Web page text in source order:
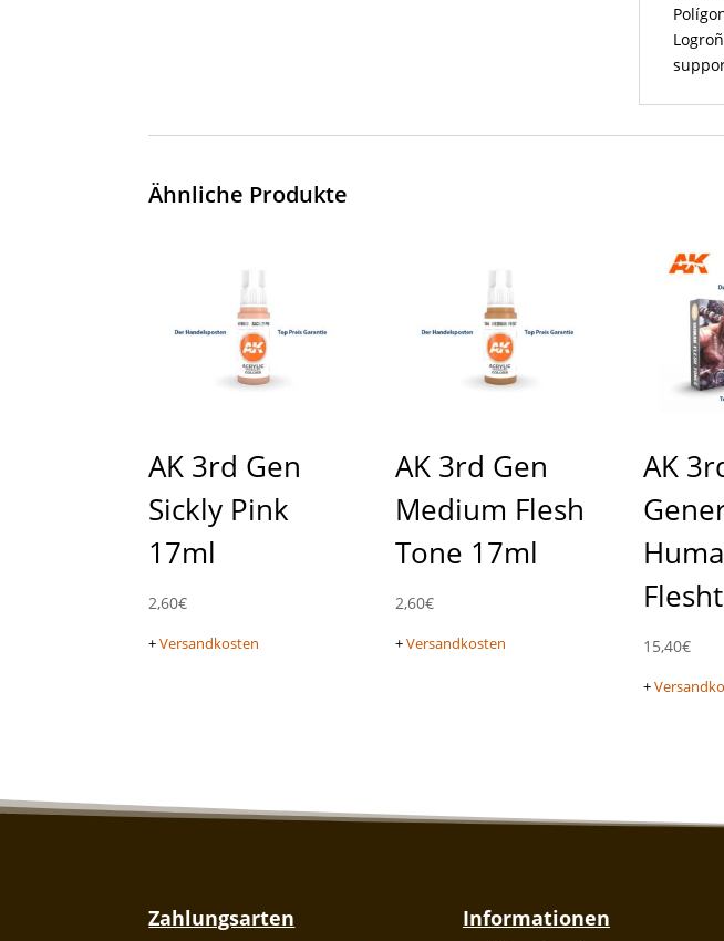
Ähnliche Produkte
AK 3rd Gen
Sickly Pink
17ml
2,60€
+Versandkosten
AK 3rd Gen
Medium Flesh
Tone 17ml
2,60€
+Versandkosten
AK
15,40€
+
Zahlungsarten Informationen